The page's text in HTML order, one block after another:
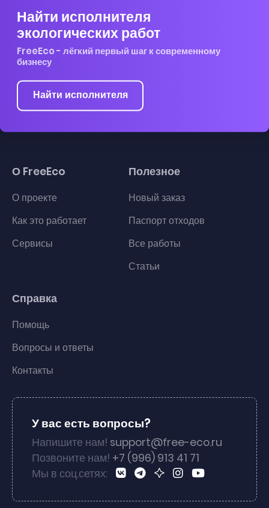
Найти исполнителя
экологических работ
FreeEco - лёгкий первый шаг к современному
бизнесу
Найти исполнителя
О FreeEco
О проекте
Как это работает
Сервисы
Полезное
Новый заказ
Паспорт отходов
Все работы
Статьи
Справка
Помощь
Вопросы и ответы
Контакты
У вас есть вопросы?
Напишите нам! support@free-eco.ru
Позвоните нам! +7 (996) 913 41 71
Мы в соц.сетях: